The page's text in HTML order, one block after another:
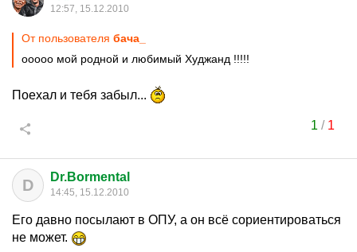
12:57, 15.12.2010
От пользователя бача_
ооооо мой родной и любимый Худжанд !!!!!
Поехал и тебя забыл...
1 / 1
D Dr.Bormental
14:45, 15.12.2010
Его давно посылают в ОПУ, а он всё сориентироваться
не может.